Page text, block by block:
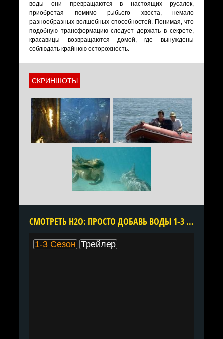
воды они превращаются в настоящих русалок,
приобретая помимо рыбьего хвоста, немало
разнообразных волшебных способностей. Понимая, что
подобную трансформацию следует держать в секрете,
красавицы возвращаются домой, где вынуждены
соблюдать крайнюю осторожность.
СКРИНШОТЫ
CМОТРЕТЬ H2O: ПРОСТО ДОБАВЬ ВОДЫ 1-3 СЕЗОН ОНЛАЙН В ХОРОШЕМ КАЧЕСТВЕ ВСЕ СЕРИИ ПОДРЯД БЕСПЛАТНО
1-3 Сезон Трейлер